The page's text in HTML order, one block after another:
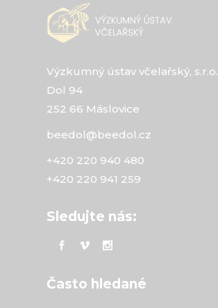
Výzkumný ústav včelařský, s.r.o.
Dol 94
252 66 Máslovice
beedol@beedol.cz
+420 220 940 480
+420 220 941 259
Sledujte nás:
Často hledané